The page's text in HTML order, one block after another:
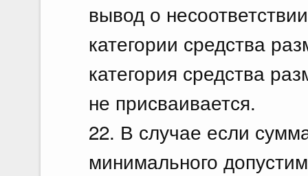
вывод о
категории средства
категория средства
не присваивается.
22. В случае если
минимального